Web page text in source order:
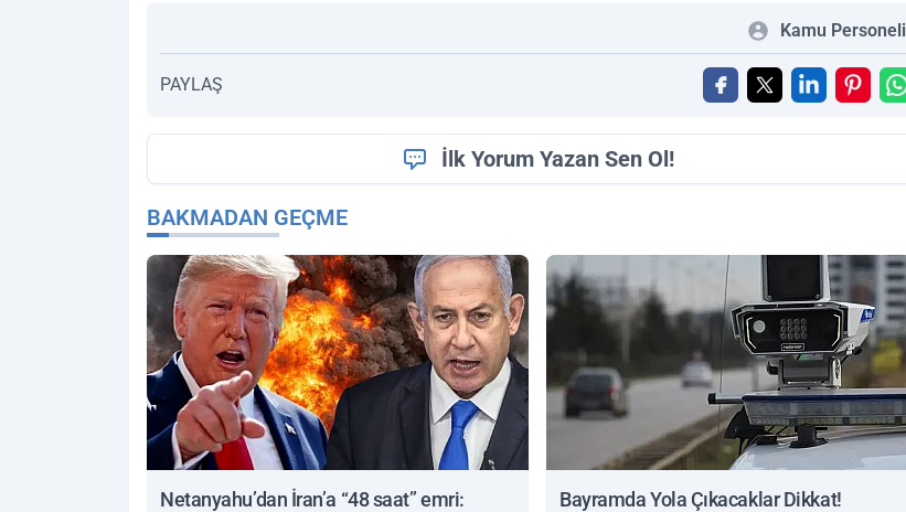
Kamu Personeli
PAYLAŞ
İlk Yorum Yazan Sen Ol!
BAKMADAN GEÇME
Netanyahu’dan İran’a “48 saat” emri:
Bayramda Yola Çıkacaklar Dikkat!